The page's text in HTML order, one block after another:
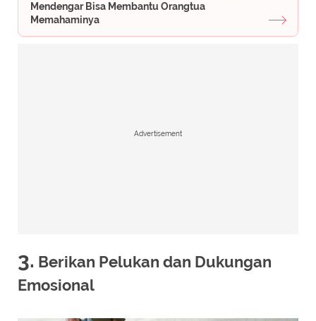
Mendengar Bisa Membantu Orangtua
Memahaminya
Advertisement
3. Berikan Pelukan dan Dukungan
Emosional